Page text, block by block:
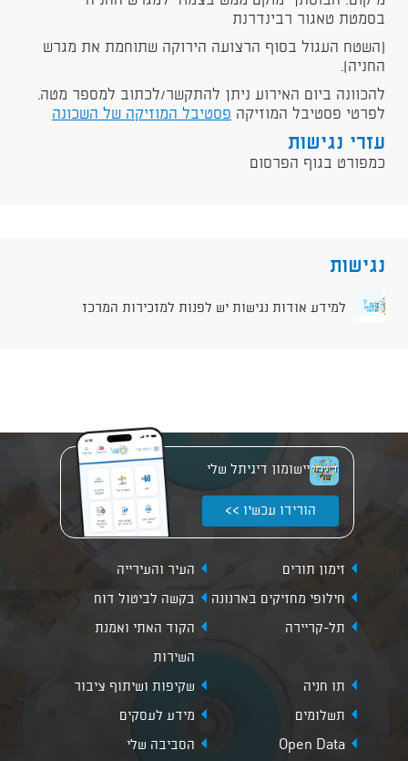
בסמטת טאגור רבינדרנת
(השטח העגול בסוף הרצועה הירוקה שתוחמת את מגרש
החניה).
להכוונה ביום האירוע ניתן להתקשר/לכתוב למספר מטה.
לפרטי פסטיבל המוזיקה פסטיבל המוזיקה של השכונה
עזרי נגישות
כמפורט בגוף הפרסום
נגישות
למידע אודות נגישות יש לפנות למזכירות המרכז
יישומון דיגיתל שלי
הורידו עכשיו >>
זימון תורים
העיר והעירייה
חילופי מחזיקים בארנונה
בקשה לביטול דוח
תל-קריירה
הקוד האתי ואמנת
השירות
תו חניה
שקיפות ושיתוף ציבור
תשלומים
מידע לעסקים
Open Data
הסביבה שלי